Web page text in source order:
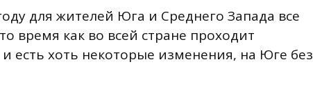
для жителей Юга и Среднего Запада все
время как во всей стране проходит
есть хоть некоторые изменения, на Юге без